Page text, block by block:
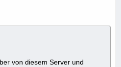
von diesem Server und